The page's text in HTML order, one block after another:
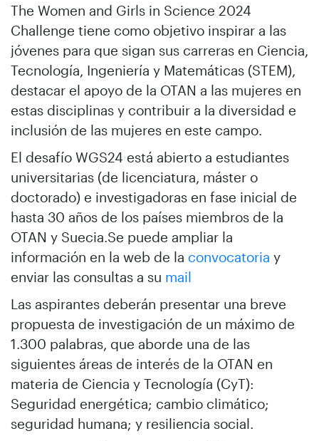
The Women and Girls in Science 2024
Challenge tiene como objetivo inspirar a las
jóvenes para que sigan sus carreras en Ciencia,
Tecnología, Ingeniería y Matemáticas (STEM),
destacar el apoyo de la OTAN a las mujeres en
estas disciplinas y contribuir a la diversidad e
inclusión de las mujeres en este campo.
El desafío WGS24 está abierto a estudiantes
universitarias (de licenciatura, máster o
doctorado) e investigadoras en fase inicial de
hasta 30 años de los países miembros de la
OTAN y Suecia.Se puede ampliar la
información en la web de la convocatoria y
enviar las consultas a su mail
Las aspirantes deberán presentar una breve
propuesta de investigación de un máximo de
1.300 palabras, que aborde una de las
siguientes áreas de interés de la OTAN en
materia de Ciencia y Tecnología (CyT):
Seguridad energética; cambio climático;
seguridad humana; y resiliencia social.